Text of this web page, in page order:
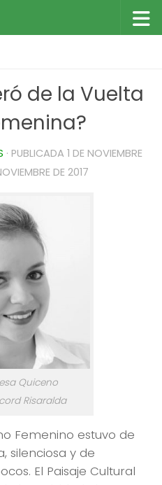
de la Vuelta
· PUBLICADA 1 DE NOVIEMBRE
DE 2017
Quiceno
Risaralda
Femenino estuvo de
silenciosa y de
El Paisaje Cultural